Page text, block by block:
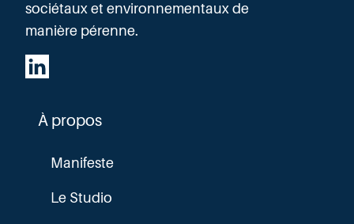
sociétaux et environnementaux de
manière pérenne.
À propos
Manifeste
Le Studio